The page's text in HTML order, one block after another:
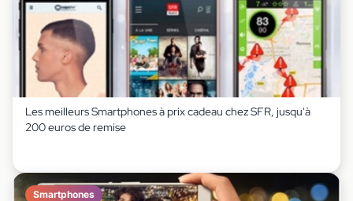
Les meilleurs Smartphones à prix cadeau chez SFR, jusqu'à
200 euros de remise
Smartphones